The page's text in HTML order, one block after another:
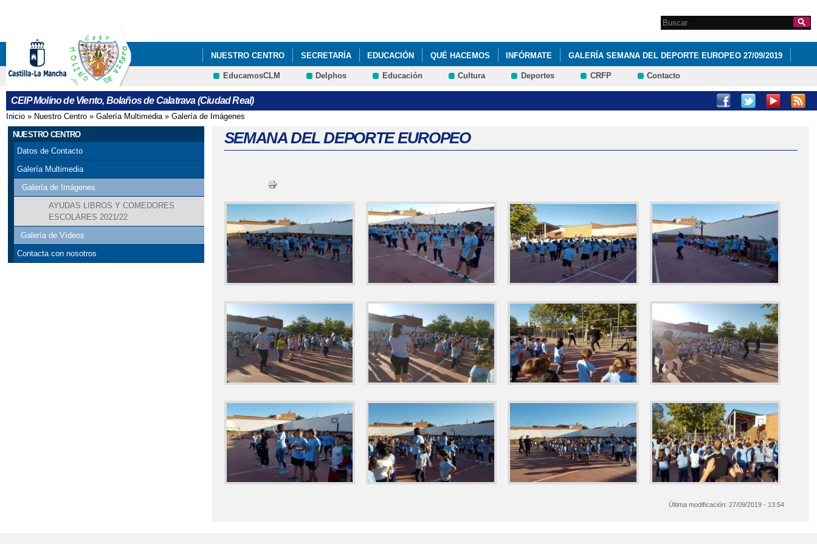
Formulario de
búsqueda
Search this site
NUESTRO CENTRO SECRETARÍA EDUCACIÓN QUÉ HACEMOS INFÓRMATE GALERÍA SEMANA DEL DEPORTE EUROPEO 27/09/2019
PROGRAMACIÓN GENERAL ANUAL (PGA) JYFT
EducamosCLM Delphos Educación Cultura Deportes CRFP Contacto
CEIP Molino de Viento, Bolaños de Calatrava (Ciudad Real)
Se encuentra usted aquí
Inicio » Nuestro Centro » Galería Multimedia» Galería de Imágenes
NUESTRO CENTRO
Datos de Contacto
Galería Multimedia
Galería de Imágenes
AYUDAS LIBROS Y COMEDORES
ESCOLARES 2021/22
Galería de Vídeos
Contacta con nosotros
SEMANA DEL DEPORTE EUROPEO
Última modificación:27/09/2019 - 13:54